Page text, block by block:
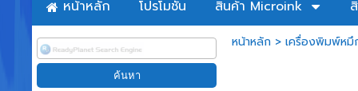
หน้าหลัก โปรโมชั่น สินค้า Microink
หน้าหลัก> เครื่องพิมพ์หมึ